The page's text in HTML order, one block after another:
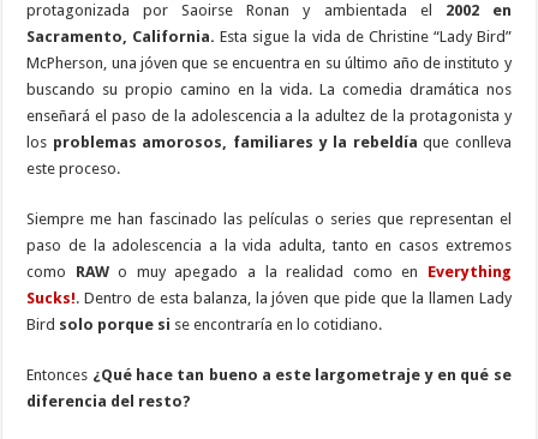
protagonizada por Saoirse Ronan y ambientada el 2002 en
Sacramento, California. Esta sigue la vida de Christine “Lady Bird”
McPherson, una jóven que se encuentra en su último año de instituto y
buscando su propio camino en la vida. La comedia dramática nos
enseñará el paso de la adolescencia a la adultez de la protagonista y
los problemas amorosos, familiares y la rebeldía que conlleva
este proceso.
Siempre me han fascinado las películas o series que representan el
paso de la adolescencia a la vida adulta, tanto en casos extremos
como RAWo muy apegado a la realidad como en Everything
Sucks!. Dentro de esta balanza, la jóven que pide que la llamen Lady
Bird solo porque si se encontraría en lo cotidiano.
Entonces ¿Qué hace tan bueno a este largometraje y en qué se
diferencia del resto?